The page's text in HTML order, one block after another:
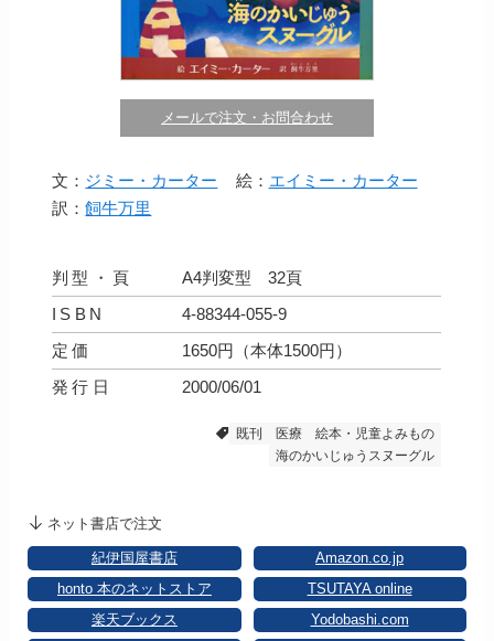
メールで注文・お問合わせ
文： ジミー・カーター 絵： エイミー・カーター
訳：飼牛万里
判型・頁
A4判変型 32頁
ISBN
4-88344-055-9
定価
1650円（本体1500円）
発行日
2000/06/01
既刊 医療
絵本・児童よみもの
海のかいじゅうスヌーグル
ネット書店で注文
紀伊国屋書店
Amazon.co.jp
honto 本のネットストア
TSUTAYA online
楽天ブックス
Yodobashi.com